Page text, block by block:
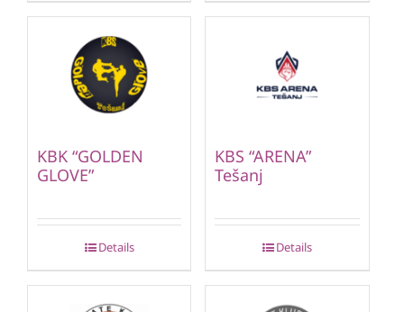
KBK “GOLDEN
GLOVE”
Details
KBS “ARENA”
Tešanj
Details